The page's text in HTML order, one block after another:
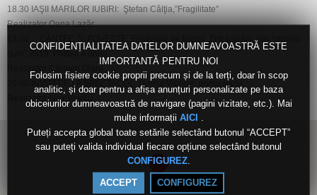
CONFIDENȚIALITATEA DATELOR DUMNEAVOASTRĂ ESTE
IMPORTANTĂ PENTRU NOI
Folosim fișiere cookie proprii precum și de la terți, doar în scop
analitic, și doar pentru a afișa anunțuri personalizate pe baza
obiceiurilor dumneavoastră de navigare (pagini vizitate, etc.). Mai
multe informații AICI .
Puteți accepta global toate setările selectând butonul “ACCEPT”
sau puteți valida individual fiecare opțiune selectând butonul
CONFIGUREZ.
ACCEPT CONFIGUREZ
18.30 IAŞII MARILOR IUBIRI: Ştefan Câlţia,”Fragilitate”
Realizator Oana Lazăr
19.00 CÂNTEC ŞI POVESTE: Festivalul de folclor „Din bătrâni, din oameni
buni”,2019. Partea a doua
20.00 INVITATIE LA SPECTACOL: Duelul Viorilor- prima parte
Realizator Alex Vasiliu